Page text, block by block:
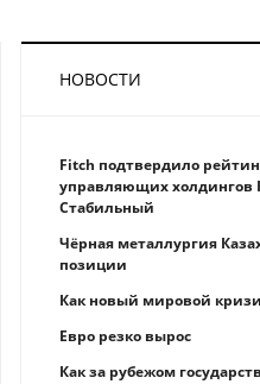
НОВОСТИ
Fitch подтвердило
управляющих холдингов
Стабильный
Чёрная металлургия
позиции
Как новый мировой
Eврo рeзкo вырос
Как за рубежом